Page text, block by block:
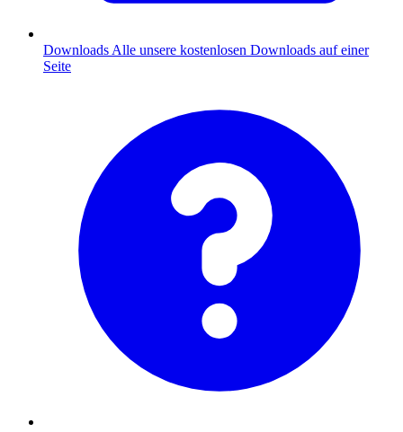
Downloads Alle unsere kostenlosen Downloads auf einer
Seite